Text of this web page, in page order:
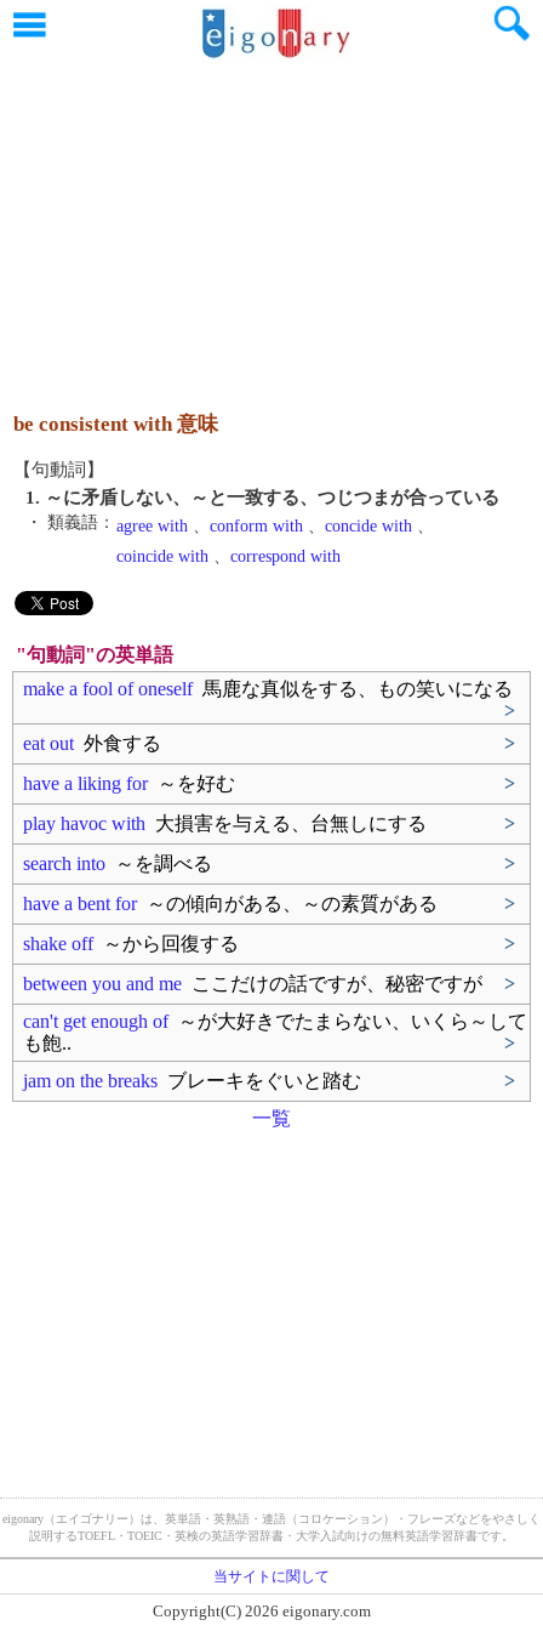
be consistent with 意味
【句動詞】
1. ～に矛盾しない、～と一致する、つじつまが合っている
・ 類義語： agree with 、 conform with 、 concide with 、
coincide with 、 correspond with
"句動詞"の英単語
make a fool of oneself馬鹿な真似をする、もの笑いになる
>
eat out 外食する
>
have a liking for～を好む
>
play havoc with 大損害を与える、台無しにする
>
search into ～を調べる
>
have a bent for～の傾向がある、～の素質がある
>
shake off～から回復する
>
between you and me ここだけの話ですが、秘密ですが
>
can't get enough of～が大好きでたまらない、いくら～して
も飽..
>
jam on the breaks ブレーキをぐいと踏む
>
一覧
eigonary（エイゴナリー）は、英単語・英熟語・連語（コロケーション）・フレーズなどをやさしく
説明するTOEFL・TOEIC・英検の英語学習辞書・大学入試向けの無料英語学習辞書です。
当サイトに関して
Copyright(C) 2026 eigonary.com